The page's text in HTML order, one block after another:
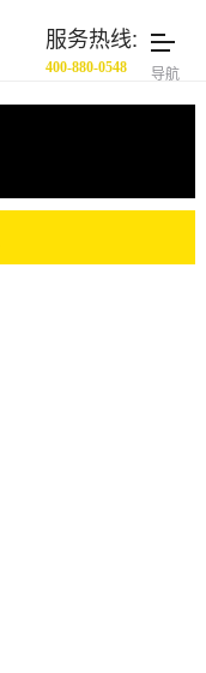
服务热线:
400-880-0548 导航